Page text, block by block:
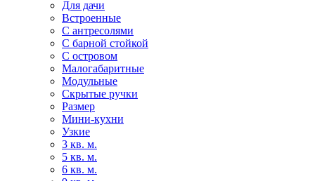
Для дачи
Встроенные
С антресолями
С барной стойкой
С островом
Малогабаритные
Модульные
Скрытые ручки
Размер
Мини-кухни
Узкие
3 кв. м.
5 кв. м.
6 кв. м.